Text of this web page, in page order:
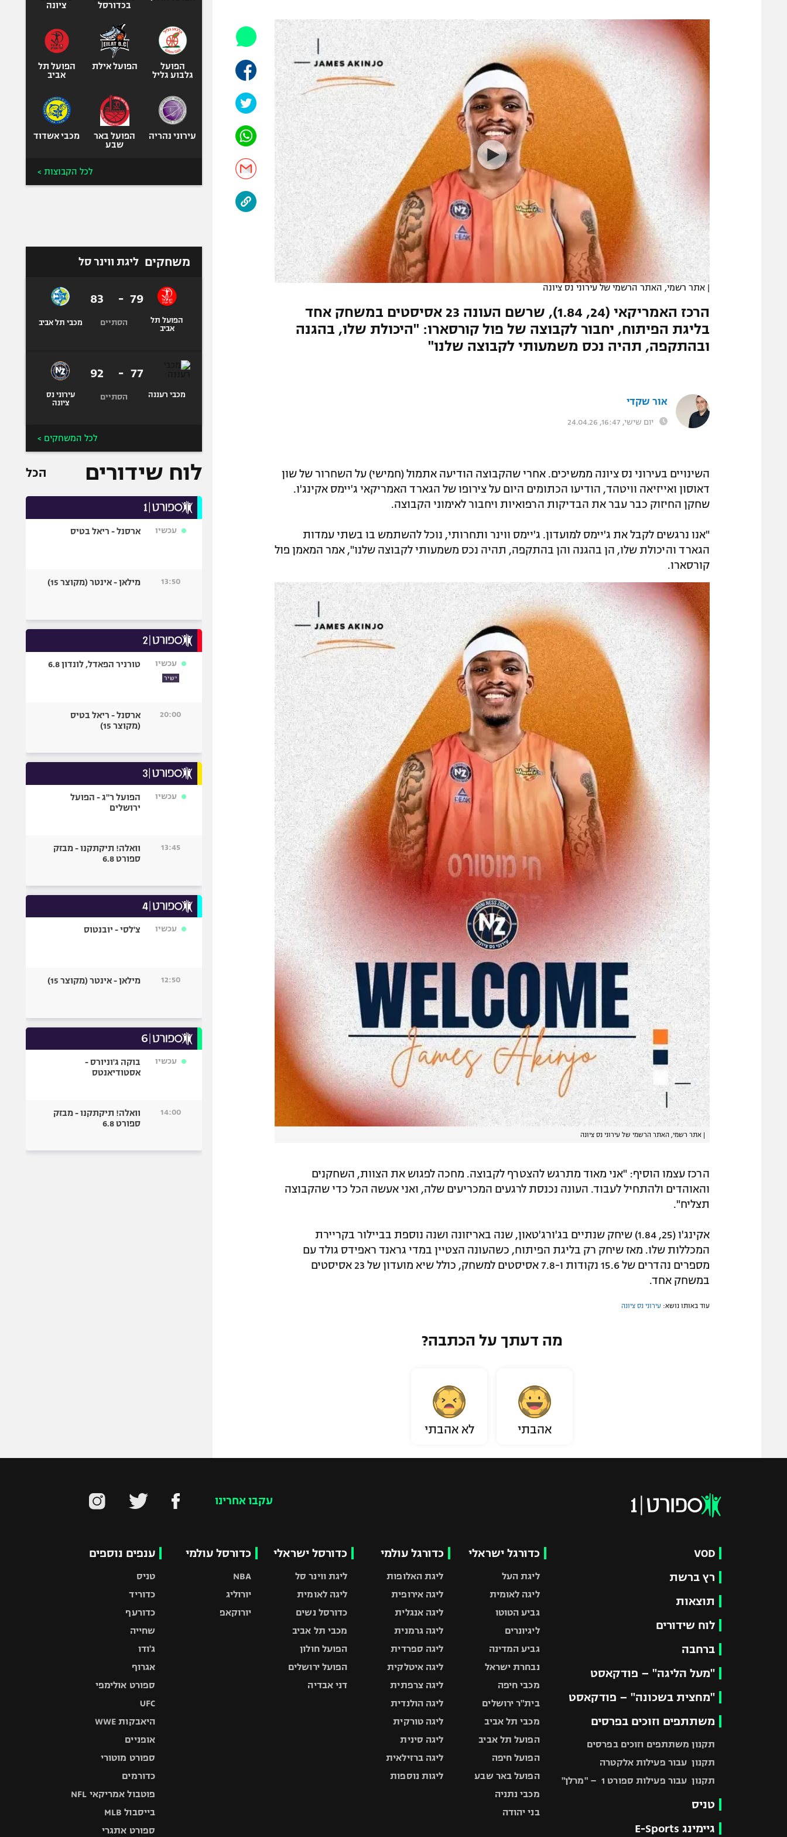
תקנון משתתפים וזוכים בפרסים
תקנון עבור פעילות אלקטרה
תקנון עבור פעילות ספורט 1 – "מרלן"
תנאי שימוש
מדיניות פרטיות
תקנון פעילות ספורט 1
רשיון להקרנה פומבית לבית עסק
הצטרפות לחבילת הערוצים
לוח דרושים – ג'ובנט
תגיות
הפועל תל אביב
הפועל חיפה
הפועל באר שבע
מכבי נתניה
בני יהודה
ליגה סינית
ליגה ברזילאית
ליגות נוספות
ספורט מוטורי
כדורמים
ספורט אתגרי
ואקסטרים
אומנויות לחימה
| אתר רשמי, האתר הרשמי של עירוני נס ציונה
הרכז האמריקאי (24, 1.84), שרשם העונה 23 אסיסטים במשחק אחד
בליגת הפיתוח, יחבור לקבוצה של פול קורסארו: "היכולת שלו, בהגנה
ובהתקפה, תהיה נכס משמעותי לקבוצה שלנו"
אור שקדי
יום שישי, 16:47, 24.04.26
השינויים בעירוני נס ציונה ממשיכים. אחרי שהקבוצה הודיעה אתמול (חמישי) על השחרור של שון
דאוסון ואייזיאה וויטהד, הודיעו הכתומים היום על צירופו של הגארד האמריקאי ג'יימס אקינג'ו.
שחקן החיזוק כבר עבר את הבדיקות הרפואיות ויחבור לאימוני הקבוצה.
"אנו נרגשים לקבל את ג'יימס למועדון. ג'יימס ווינר ותחרותי, נוכל להשתמש בו בשתי עמדות
הגארד והיכולת שלו, הן בהגנה והן בהתקפה, תהיה נכס משמעותי לקבוצה שלנו", אמר המאמן פול
קורסארו.
אתר רשמי, האתר הרשמי של עירוני נס ציונה
הרכז עצמו הוסיף: "אני מאוד מתרגש להצטרף לקבוצה. מחכה לפגוש את הצוות, השחקנים
והאוהדים ולהתחיל לעבוד. העונה נכנסת לרגעים המכריעים שלה, ואני אעשה הכל כדי שהקבוצה
תצליח".
אקינג'ו (25, 1.84) שיחק שנתיים בג'ורג'טאון, שנה באריזונה ושנה נוספת בביילור בקריירת
המכללות שלו. מאז שיחק רק בליגת הפיתוח, כשהעונה הצטיין במדי גראנד ראפידס גולד עם
מספרים נהדרים של 15.6 נקודות ו-7.8 אסיסטים למשחק, כולל שיא מועדון של 23 אסיסטים
במשחק אחד.
עוד באותו נושא: עירוני נס ציונה
מה דעתך על הכתבה?
אהבתי לא אהבתי
בכדורסל
ציונה
הפועל
גלבוע גליל
הפועל אילת
הפועל תל
אביב
עירוני נהריה
הפועל באר
שבע
מכבי אשדוד
לכל הקבוצות >
משחקים ליגת ווינר סל
הפועל תל
אביב
79
-
83
הסתיים מכבי תל אביב
מכבי רעננה
77
-
92
הסתיים
עירוני נס
ציונה
לכל המשחקים >
לוח שידורים הכל
עכשיו ארסנל - ריאל בטיס
13:50 מילאן - אינטר (מקוצר 15)
עכשיו
ישיר
טורניר הפאדל, לונדון 6.8
20:00
ארסנל - ריאל בטיס
(מקוצר 15)
עכשיו
הפועל ר"ג - הפועל
ירושלים
13:45
וואלה! תיקתקנו - מבזק
ספורט 6.8
עכשיו צ'לסי - יובנטוס
12:50 מילאן - אינטר (מקוצר 15)
עכשיו
בוקה ג'וניורס -
אסטודיאנטס
14:00
וואלה! תיקתקנו - מבזק
ספורט 6.8
עקבו אחרינו
VOD
רץ ברשת
תוצאות
לוח שידורים
ברחבה
"מעל הליגה" – פודקאסט
"מחצית בשכונה" – פודקאסט
משתתפים וזוכים בפרסים
תקנון משתתפים וזוכים בפרסים
תקנון עבור פעילות אלקטרה
תקנון עבור פעילות ספורט 1 – "מרלן"
טניס
גיימינג E-Sports
כדורגל ישראלי
ליגת העל
ליגה לאומית
גביע הטוטו
ליגיונרים
גביע המדינה
נבחרת ישראל
מכבי חיפה
בית"ר ירושלים
מכבי תל אביב
הפועל תל אביב
הפועל חיפה
הפועל באר שבע
מכבי נתניה
בני יהודה
כדורגל עולמי
ליגת האלופות
ליגה אירופית
ליגה אנגלית
ליגה גרמנית
ליגה ספרדית
ליגה איטלקית
ליגה צרפתית
ליגה הולנדית
ליגה טורקית
ליגה סינית
ליגה ברזילאית
ליגות נוספות
כדורסל ישראלי
ליגת ווינר סל
ליגה לאומית
כדורסל נשים
מכבי תל אביב
הפועל חולון
הפועל ירושלים
דני אבדיה
כדורסל עולמי
NBA
יורוליג
יורוקאפ
ענפים נוספים
טניס
כדוריד
כדורעף
שחייה
ג'ודו
אגרוף
ספורט אולימפי
UFC
היאבקות WWE
אופניים
ספורט מוטורי
כדורמים
פוטבול אמריקאי NFL
בייסבול MLB
ספורט אתגרי